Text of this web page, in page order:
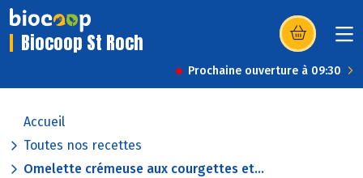
Biocoop St Roch (s’ouvre dans
Prochaine ouverture à 09:30
Accueil
Toutes nos recettes
Omelette crémeuse aux courgettes et...